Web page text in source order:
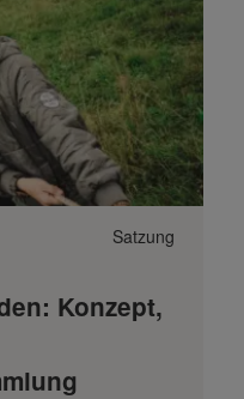
Satzung
Konzept,